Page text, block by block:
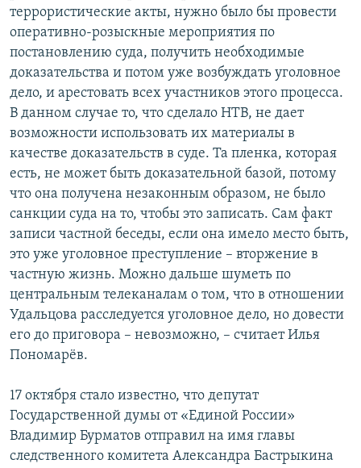
террористические акты, нужно было бы провести
оперативно-розыскные мероприятия по
постановлению суда, получить необходимые
доказательства и потом уже возбуждать уголовное
дело, и арестовать всех участников этого процесса.
В данном случае то, что сделало НТВ, не дает
возможности использовать их материалы в
качестве доказательств в суде. Та пленка, которая
есть, не может быть доказательной базой, потому
что она получена незаконным образом, не было
санкции суда на то, чтобы это записать. Сам факт
записи частной беседы, если она имело место быть,
это уже уголовное преступление – вторжение в
частную жизнь. Можно дальше шуметь по
центральным телеканалам о том, что в отношении
Удальцова расследуется уголовное дело, но довести
его до приговора – невозможно, – считает Илья
Пономарёв.
17 октября стало известно, что депутат
Государственной думы от «Единой России»
Владимир Бурматов отправил на имя главы
следственного комитета Александра Бастрыкина